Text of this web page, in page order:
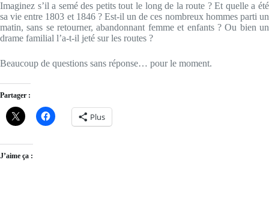
Imaginez s’il a semé des petits tout le long de la route ? Et quelle a été
sa vie entre 1803 et 1846 ? Est-il un de ces nombreux hommes parti un
matin, sans se retourner, abandonnant femme et enfants ? Ou bien un
drame familial l’a-t-il jeté sur les routes ?
Beaucoup de questions sans réponse… pour le moment.
Partager :
Plus
J’aime ça :